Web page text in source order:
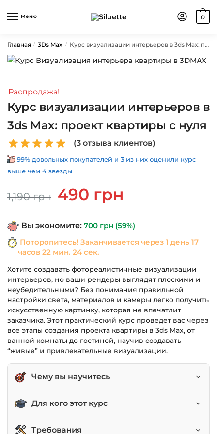
Меню 0
Главная / 3Ds Max / Курс визуализации интерьеров в 3ds Max: проект квартиры с нуля
Распродажа!
Курс визуализации интерьеров в
3ds Max: проект квартиры с нуля
(3отзыва клиентов)
99% довольных покупателей и 3 из них оценили курс
выше чем 4 звезды
1,190грн
Первоначальная
цена
1,190 грн.
490 грн
Вы экономите: 700 грн (59%)
Поторопитесь! Заканчивается через 1 день 17
часов 22 мин. 24 сек.
Хотите создавать фотореалистичные визуализации
интерьеров, но ваши рендеры выглядят плоскими и
неубедительными? Без понимания правильной
настройки света, материалов и камеры легко получить
искусственную картинку, которая не впечатлит
заказчика. Этот практический курс проведет вас через
все этапы создания проекта квартиры в 3ds Max, от
ванной комнаты до гостиной, научив создавать
“живые” и привлекательные визуализации.
Чему вы научитесь
Создавать 3D-визуализации интерьеров с нуля
Правильно устанавливать камеру и освещение
Для кого этот курс
Дизайнеры интерьера, желающие освоить 3D-
Требования